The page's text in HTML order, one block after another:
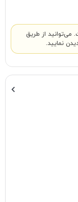
می‌توانید از طریق
نمایید.